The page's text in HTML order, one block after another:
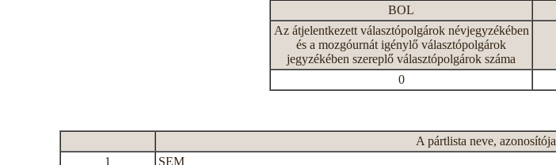
BOL
Az átjelentkezett választópolgárok névjegyzékében
és a mozgóurnát igénylő választópolgárok
jegyzékében szereplő választópolgárok száma
0
A pártlista neve, azonosítója
1
SEM